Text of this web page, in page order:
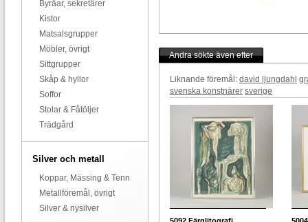
Byråar, sekretärer
Kistor
Matsalsgrupper
Möbler, övrigt
Sittgrupper
Skåp & hyllor
Soffor
Stolar & Fåtöljer
Trädgård
Silver och metall
Koppar, Mässing & Tenn
Metallföremål, övrigt
Silver & nysilver
Andra sökte även efter
Liknande föremål: david ljungdahl
svenska konstnärer sverige